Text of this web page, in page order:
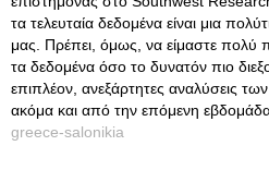
τα τελευταία δεδομένα είναι μια
μας. Πρέπει, όμως, να είμαστε πολύ
τα δεδομένα όσο το δυνατόν πιο
επιπλέον, ανεξάρτητες αναλύσεις
ακόμα και από την επόμενη
greece-salonikia